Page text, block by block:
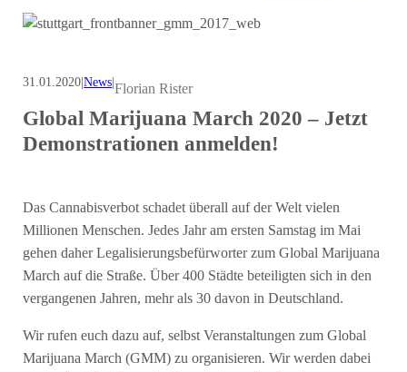
31.01.2020|News|Florian Rister
Global Marijuana March 2020 – Jetzt
Demonstrationen anmelden!
Das Cannabisverbot schadet überall auf der Welt vielen
Millionen Menschen. Jedes Jahr am ersten Samstag im Mai
gehen daher Legalisierungsbefürworter zum Global Marijuana
March auf die Straße. Über 400 Städte beteiligten sich in den
vergangenen Jahren, mehr als 30 davon in Deutschland.
Wir rufen euch dazu auf, selbst Veranstaltungen zum Global
Marijuana March (GMM) zu organisieren. Wir werden dabei